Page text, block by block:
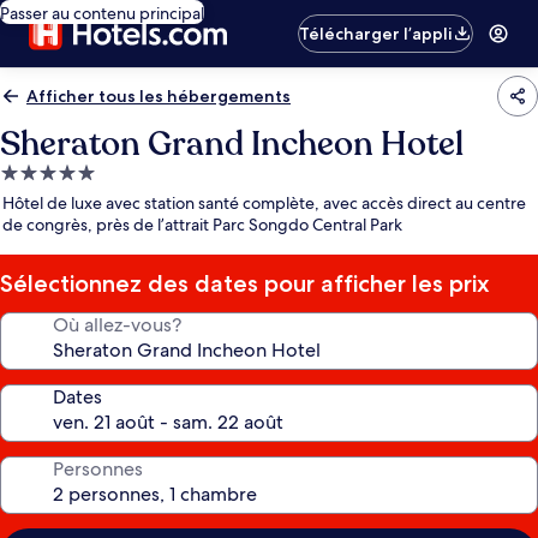
Passer au contenu principal
Télécharger l’appli
Afficher tous les hébergements
Sheraton Grand Incheon Hotel
Hébergement
5.0 étoiles
Hôtel de luxe avec station santé complète, avec accès direct au centre
de congrès, près de l’attrait Parc Songdo Central Park
Sélectionnez des dates pour afficher les prix
Où allez-vous?
Dates
Personnes